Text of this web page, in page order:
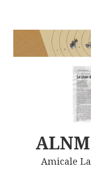
Amicale